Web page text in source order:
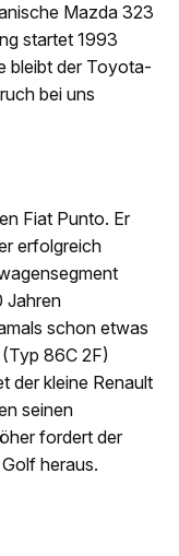
Mazda 323
startet 1993
bleibt der Toyota-
bei uns
Fiat Punto. Er
erfolgreich
Jahren
schon etwas
86C 2F)
der kleine Renault
seinen
fordert der
heraus.